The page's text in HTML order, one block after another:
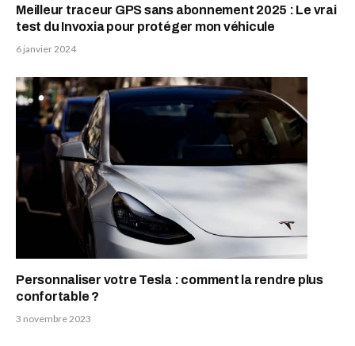
Meilleur traceur GPS sans abonnement 2025 : Le vrai
test du Invoxia pour protéger mon véhicule
6 janvier 2024
Personnaliser votre Tesla : comment la rendre plus
confortable ?
3 novembre 2023